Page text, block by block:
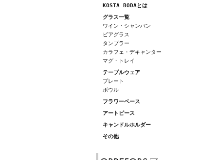
KOSTA BODAとは
グラス一覧
ワイン・シャンパン
ビアグラス
タンブラー
カラフェ・デキャンター
マグ・トレイ
テーブルウェア
プレート
ボウル
フラワーベース
アートピース
キャンドルホルダー
その他